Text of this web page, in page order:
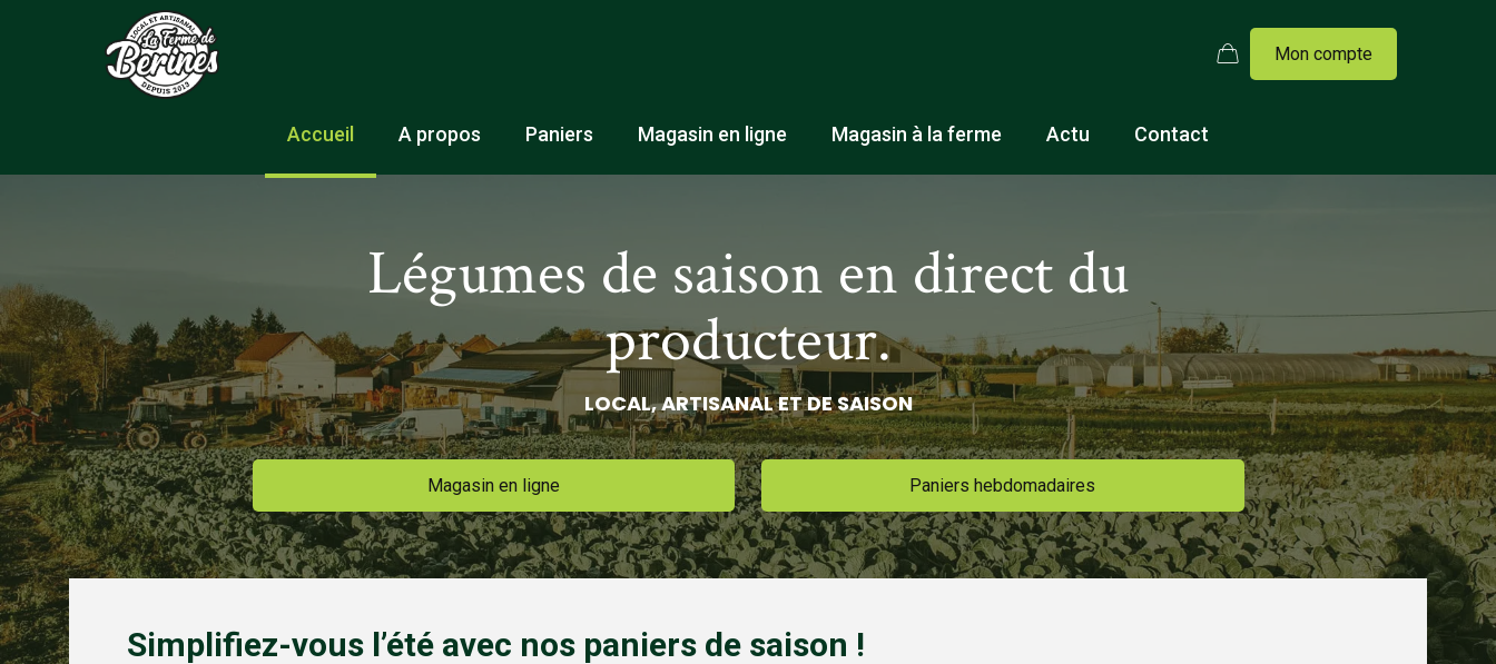
Mon compte
Accueil A propos Paniers Magasin en ligne Magasin à la ferme Actu Contact
Légumes de saison en direct du
producteur.
LOCAL, ARTISANAL ET DE SAISON
Magasin en ligne Paniers hebdomadaires
Simplifiez-vous l’été avec nos paniers de saison !